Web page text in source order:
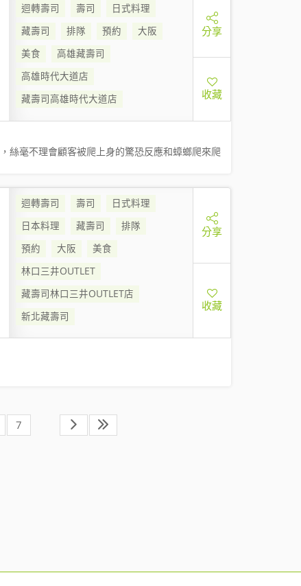
迴轉壽司 壽司
日式料理
藏壽司
排隊 預約
大阪
美食
高雄藏壽司
高雄時代大道店
藏壽司高雄時代大道店
分享
收藏
絲毫不理會顧客被爬上身的驚恐反應和蟑螂爬來爬
迴轉壽司 壽司
日式料理
日本料理
藏壽司
排隊
預約
大阪
美食
林口三井OUTLET
藏壽司林口三井OUTLET店
新北藏壽司
分享
收藏
7